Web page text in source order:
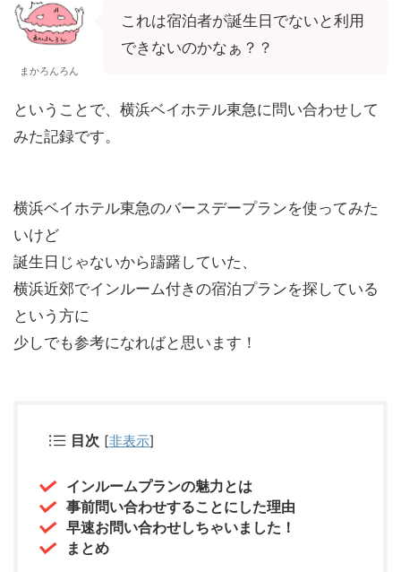
まかろんろん
これは宿泊者が誕生日でないと利用
できないのかなぁ？？
ということで、横浜ベイホテル東急に問い合わせして
みた記録です。
横浜ベイホテル東急のバースデープランを使ってみた
いけど
誕生日じゃないから躊躇していた、
横浜近郊でインルーム付きの宿泊プランを探している
という方に
少しでも参考になればと思います！
目次 [非表示]
インルームプランの魅力とは
事前問い合わせすることにした理由
早速お問い合わせしちゃいました！
まとめ